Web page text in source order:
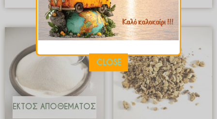
ΕΚΤΌΣ ΑΠΟΘΈΜΑΤΟΣ
Price
range:
through
€ 81.23
€ 2.72
through
€ 40.80
CLOSE